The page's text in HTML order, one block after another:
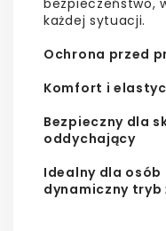
bezpieczeństwo,
każdej sytuacji.
Ochrona przed
Komfort i
Bezpieczny dla
oddychający
Idealny dla
dynamiczny tryb